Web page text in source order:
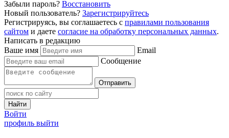
Забыли пароль? Восстановить
Новый пользователь? Зарегистрируйтесь
Регистрируясь, вы соглашаетесь с правилами пользования
сайтом и даете согласие на обработку персональных данных.
Написать в редакцию
Ваше имя
Email
Сообщение
Отправить
Найти
Войти
профиль выйти